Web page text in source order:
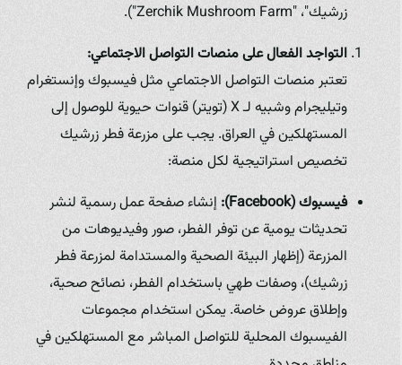
زرشيك"، "Zerchik Mushroom Farm").
التواجد الفعال على منصات التواصل الاجتماعي:
تعتبر منصات التواصل الاجتماعي مثل فيسبوك وإنستغرام
وتيليجرام وشبيه لـ X (تويتر) قنوات حيوية للوصول إلى
المستهلكين في العراق. يجب على مزرعة فطر زرشيك
تخصيص استراتيجية لكل منصة:
فيسبوك (Facebook):
إنشاء صفحة عمل رسمية لنشر
تحديثات يومية عن توفر الفطر، صور وفيديوهات من
المزرعة (إظهار البيئة الصحية والمستدامة لمزرعة فطر
زرشيك)، وصفات طهي باستخدام الفطر، نصائح صحية،
وإطلاق عروض خاصة. يمكن استخدام مجموعات
الفيسبوك المحلية للتواصل المباشر مع المستهلكين في